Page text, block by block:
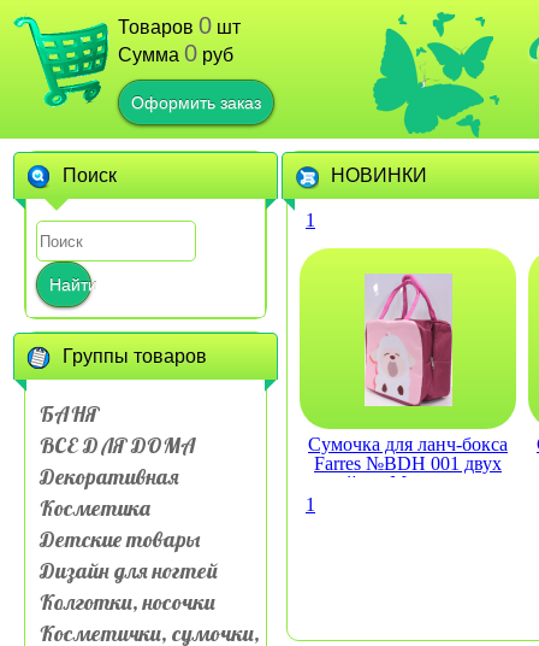
Товаров 0 шт
Сумма 0 руб
Оформить заказ
Поиск
Найти
Группы товаров
БАНЯ
ВСЕ ДЛЯ ДОМА
Декоративная
Косметика
Детские товары
Дизайн для ногтей
Колготки, носочки
Косметички, сумочки,
НОВИНКИ
1
Сумочка для ланч-бокса
Farres №BDH 001 двух
слойная Мультяшные
1